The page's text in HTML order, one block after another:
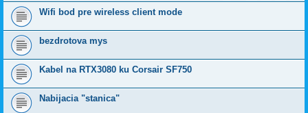
Wifi bod pre wireless client mode
bezdrotova mys
Kabel na RTX3080 ku Corsair SF750
Nabijacia "stanica"